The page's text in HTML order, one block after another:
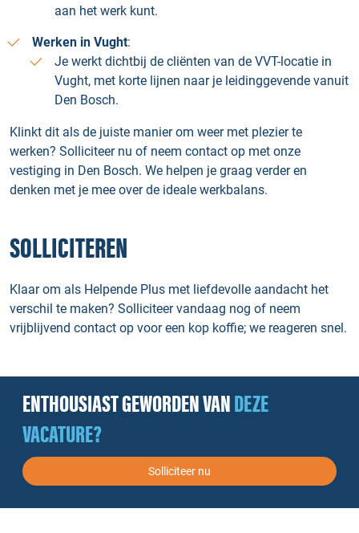
aan het werk kunt.
Werken in Vught:
Je werkt dichtbij de cliënten van de VVT-locatie in
Vught, met korte lijnen naar je leidinggevende vanuit
Den Bosch.
Klinkt dit als de juiste manier om weer met plezier te
werken? Solliciteer nu of neem contact op met onze
vestiging in Den Bosch. We helpen je graag verder en
denken met je mee over de ideale werkbalans.
SOLLICITEREN
Klaar om als Helpende Plus met liefdevolle aandacht het
verschil te maken? Solliciteer vandaag nog of neem
vrijblijvend contact op voor een kop koffie; we reageren snel.
ENTHOUSIAST GEWORDEN VANDEZE
VACATURE?
Solliciteer nu